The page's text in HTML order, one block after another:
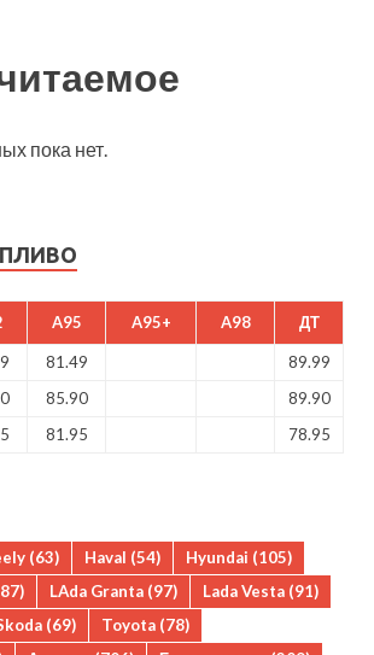
пока нет.
A95 A95+ A98 ДТ
81.49
89.99
85.90
89.90
81.95 78.95
(63) Haval (54) Hyundai (105)
LAda Granta (97) Lada Vesta (91)
(69) Toyota (78)